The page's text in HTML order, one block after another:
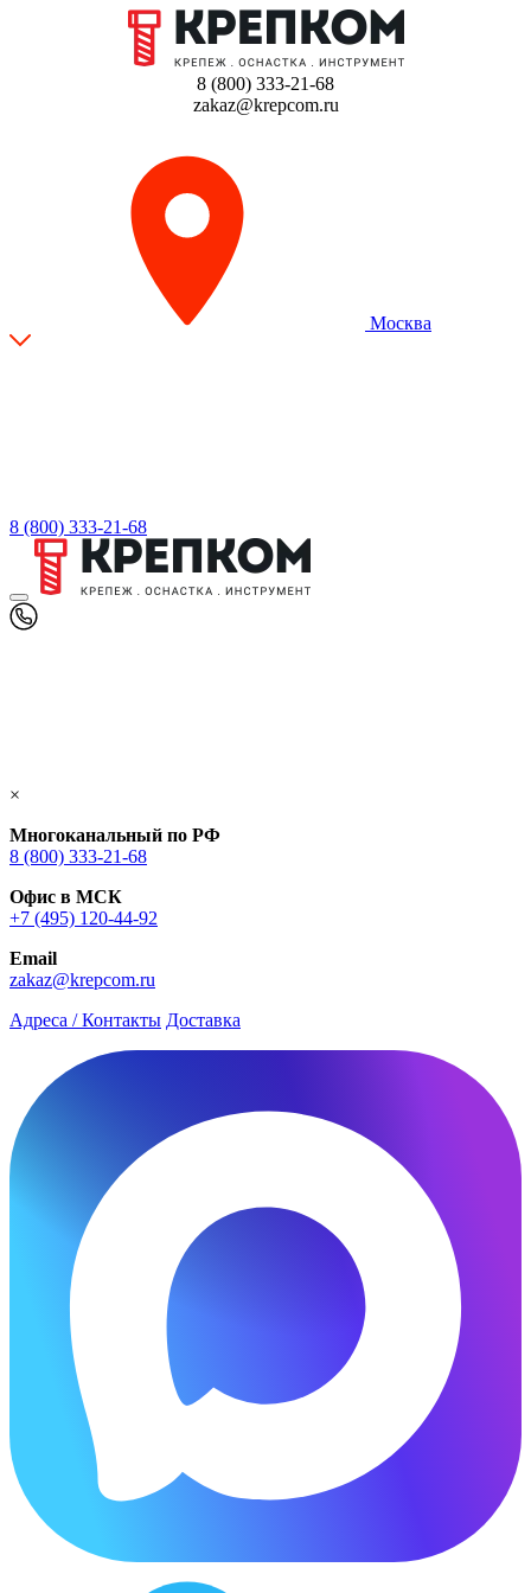
8 (800) 333-21-68
zakaz@krepcom.ru
Москва
8 (800) 333-21-68
×
Многоканальный по РФ
8 (800) 333‑21-68
Офис в МСК
+7 (495) 120-44-92
Email
zakaz@krepcom.ru
Адреса / Контакты Доставка